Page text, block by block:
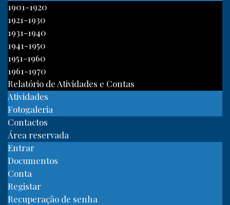
1901-1920
1921-1930
1931-1940
1941-1950
1951-1960
1961-1970
Relatório de Atividades e Contas
Atividades
Fotogaleria
Contactos
Área reservada
Entrar
Documentos
Conta
Registar
Recuperação de senha